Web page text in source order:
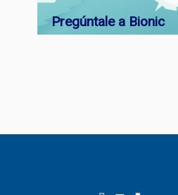
Pregúntale a Bionic